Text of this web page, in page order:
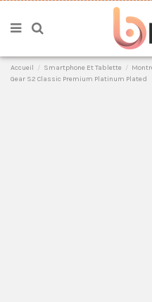
Accueil Smartphone Et Tablette
Gear S2 Classic Premium Platinum Plated